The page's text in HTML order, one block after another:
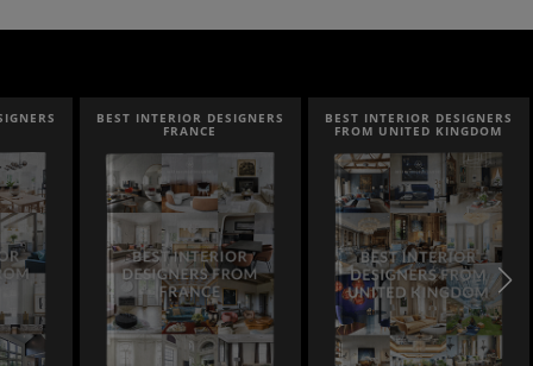
BEST INTERIOR DESIGNERS
FRANCE
BEST INTERIOR DESIGNERS
FROM UNITED KINGDOM